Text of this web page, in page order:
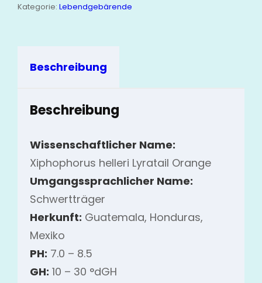
Kategorie: Lebendgebärende
Beschreibung
Beschreibung
Wissenschaftlicher Name:
Xiphophorus helleri Lyratail Orange
Umgangssprachlicher Name:
Schwertträger
Herkunft: Guatemala, Honduras,
Mexiko
PH: 7.0 – 8.5
GH: 10 – 30 °dGH